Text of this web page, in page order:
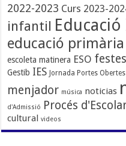
2022-2023 Curs 2023-
infantil
educació primària
escoleta matinera ESO
Gestib IES Jornada Portes Obertes
menjador música noticias
d'Admissió Procés
cultural videos